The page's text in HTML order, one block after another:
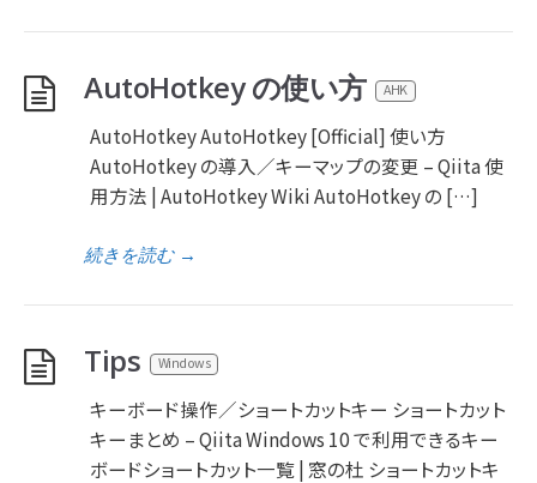
AutoHotkey の使い方 AHK
AutoHotkey AutoHotkey [Official] 使い方
AutoHotkey の導入／キーマップの変更 – Qiita 使
用方法 | AutoHotkey Wiki AutoHotkey の […]
続きを読む→
Tips Windows
キーボード操作／ショートカットキー ショートカット
キーまとめ – Qiita Windows 10 で利用できるキー
ボードショートカット一覧 | 窓の杜 ショートカットキ